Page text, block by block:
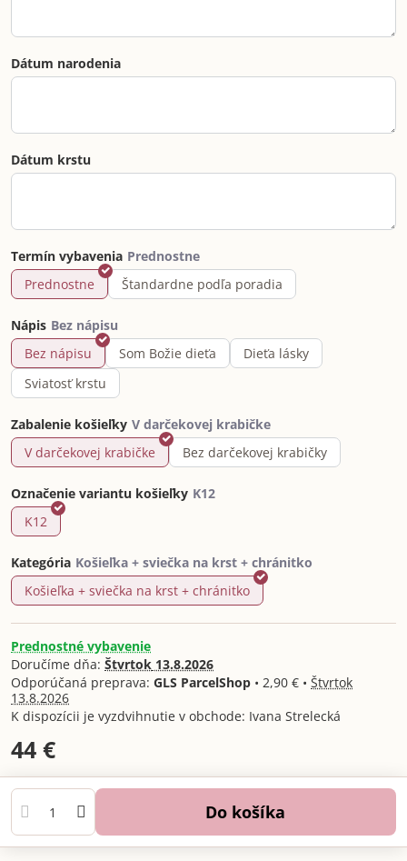
Dátum narodenia
Dátum krstu
Termín vybavenia
Prednostne
Štandardne podľa poradia
Nápis
Bez nápisu
Som Božie dieťa
Dieťa lásky
Sviatosť krstu
Zabalenie košieľky
V darčekovej krabičke
Bez darčekovej krabičky
Označenie variantu košieľky
K12
Kategória
Košieľka + sviečka na krst + chránitko
Prednostné vybavenie
Doručíme dňa: Štvrtok 13.8.2026
GLS ParcelShop • 2,90 € • Štvrtok
13.8.2026
Ivana Strelecká
44 €
Do košíka